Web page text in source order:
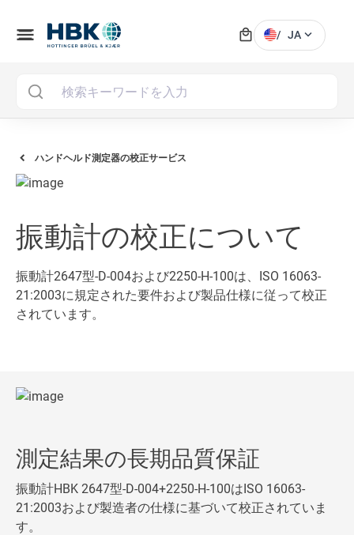
menu local_mall / JA expand_more
ハンドヘルド測定器の校正サービス
振動計の校正について
振動計2647型-D-004および2250-H-100は、ISO 16063-
21:2003に規定された要件および製品仕様に従って校正
されています。
測定結果の長期品質保証
振動計HBK 2647型-D-004+2250-H-100はISO 16063-
21:2003および製造者の仕様に基づいて校正されていま
す。